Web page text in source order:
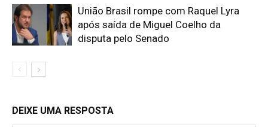
União Brasil rompe com Raquel Lyra
após saída de Miguel Coelho da
disputa pelo Senado
DEIXE UMA RESPOSTA